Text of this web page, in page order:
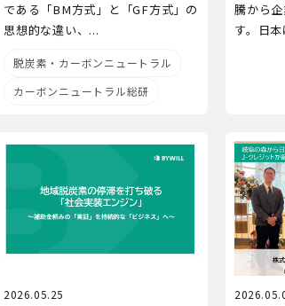
である「BM方式」と「GF方式」の
思想的な違い、...
脱炭素・カーボンニュートラル
カーボンニュートラル総研
騰から
す。日
2026.05.25